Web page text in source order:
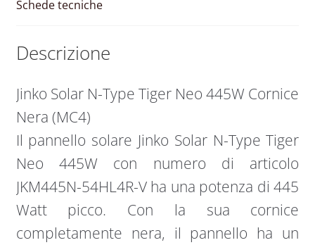
Schede tecniche
Descrizione
Jinko Solar N-Type Tiger Neo 445W Cornice
Nera (MC4)
Il pannello solare Jinko Solar N-Type Tiger
Neo 445W con numero di articolo
JKM445N-54HL4R-V ha una potenza di 445
Watt picco. Con la sua cornice
completamente nera, il pannello ha un